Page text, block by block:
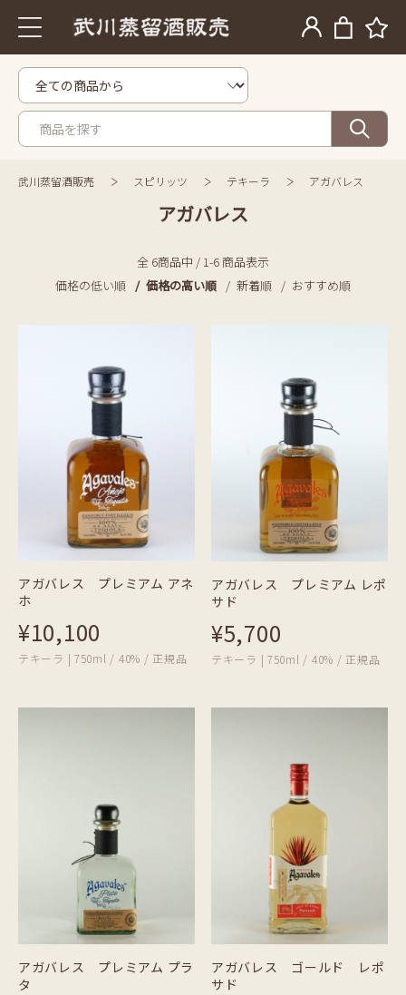
武川蒸留酒販売 スピリッツ テキーラ アガバレス
アガバレス
全 6商品中 / 1-6 商品表示
価格の低い順
価格の高い順 新着順 おすすめ順
アガバレス プレミアム アネ
ホ
¥10,100
テキーラ | 750ml / 40% / 正規品
アガバレス プレミアム レポ
サド
¥5,700
テキーラ | 750ml / 40% / 正規品
アガバレス プレミアム プラ
タ
アガバレス ゴールド レポ
サド